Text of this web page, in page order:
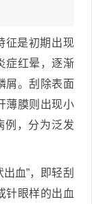
征是初期出现
症红晕，逐渐
屑。刮除表面
薄膜则出现小
例，分为泛发
血”，即轻刮
针眼样的出血